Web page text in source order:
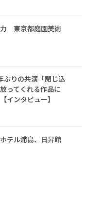
力 東京都庭園美術
ぶりの共演「閉じ込
ってくれる作品に
ンタビュー】
テル浦島、日昇館